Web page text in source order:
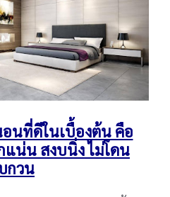
นที่ดีในเบื้องต้น คือ
น่น สงบนิ่ง ไม่โดน
กวน